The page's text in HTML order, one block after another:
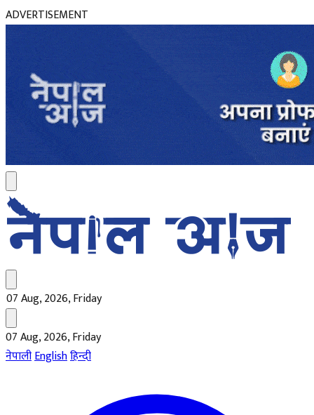
ADVERTISEMENT
07 Aug, 2026, Friday
07 Aug, 2026, Friday
नेपालीEnglishहिन्दी